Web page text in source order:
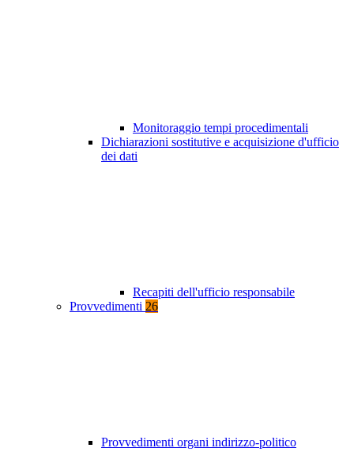
Monitoraggio tempi procedimentali
Dichiarazioni sostitutive e acquisizione d'ufficio
dei dati
Recapiti dell'ufficio responsabile
Provvedimenti 26
Provvedimenti organi indirizzo-politico